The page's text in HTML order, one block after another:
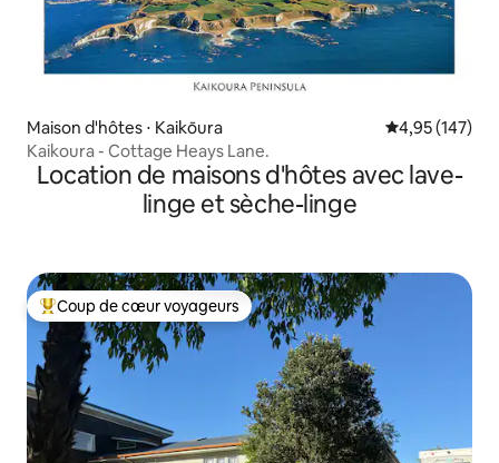
Maison d'hôtes ⋅ Kaikōura Évaluation
4,95 (147)
Kaikoura - Cottage Heays Lane.
Location de maisons d'hôtes avec lave-
linge et sèche-linge
Coups de cœur voyageurs les plus appréciés
Coup de cœur voyageurs